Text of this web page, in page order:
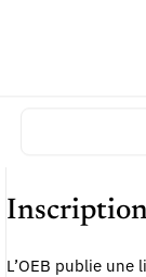
accompagne
Inscription
L’OEB publie